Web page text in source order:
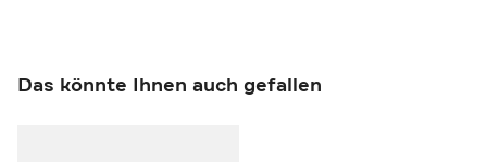
Das könnte Ihnen auch gefallen